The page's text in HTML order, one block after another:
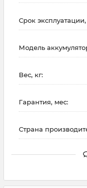
Срок эксплуатации,
Модель
Вес, кг:
Гарантия, мес:
Страна